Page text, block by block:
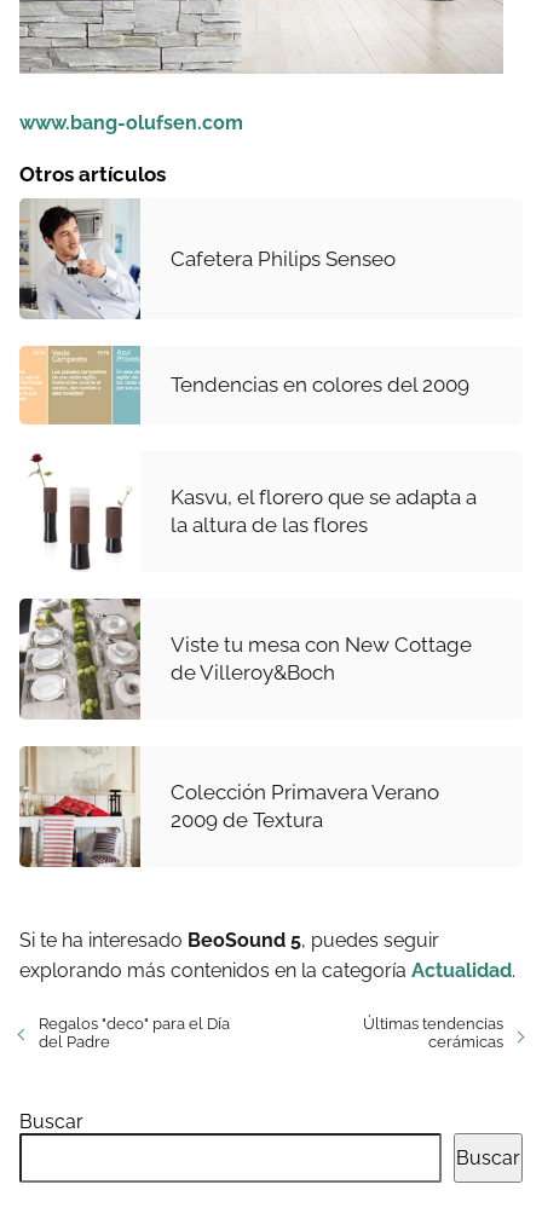
www.bang-olufsen.com
Otros artículos
Cafetera Philips Senseo
Tendencias en colores del 2009
Kasvu, el florero que se adapta a
la altura de las flores
Viste tu mesa con New Cottage
de Villeroy&Boch
Colección Primavera Verano
2009 de Textura
Si te ha interesado BeoSound 5, puedes seguir
explorando más contenidos en la categoría Actualidad.
Regalos "deco" para el Día
del Padre
Últimas tendencias
cerámicas
Buscar
Buscar